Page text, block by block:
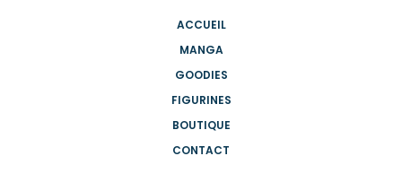
ACCUEIL
MANGA
GOODIES
FIGURINES
BOUTIQUE
CONTACT